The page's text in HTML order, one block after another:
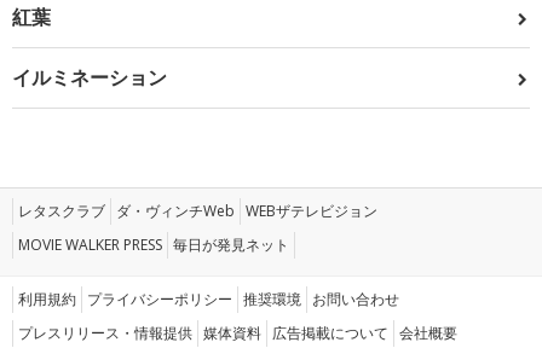
紅葉
イルミネーション
レタスクラブ ダ・ヴィンチWeb WEBザテレビジョン
MOVIE WALKER PRESS 毎日が発見ネット
利用規約 プライバシーポリシー 推奨環境 お問い合わせ
プレスリリース・情報提供 媒体資料 広告掲載について 会社概要